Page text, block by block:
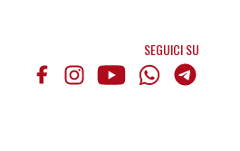
SEGUICI SU